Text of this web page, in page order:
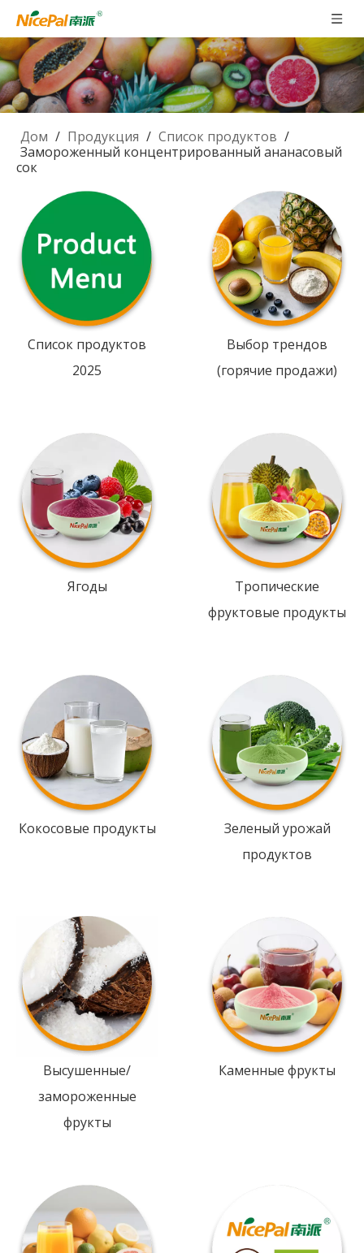
Дом / Продукция / Список продуктов /
Замороженный концентрированный ананасовый
сок
Список продуктов
2025
Выбор трендов
(горячие продажи)
Ягоды
Тропические
фруктовые продукты
Кокосовые продукты
Зеленый урожай
продуктов
Высушенные/
замороженные
фрукты
Каменные фрукты